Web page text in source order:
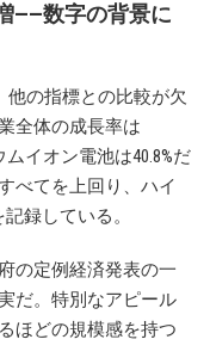
——数字の背景に
他の指標との比較が欠
全体の成長率は
ムイオン電池は40.8%だ
べてを上回り、ハイ
録している。
の定例経済発表の一
だ。特別なアピール
ほどの規模感を持つ